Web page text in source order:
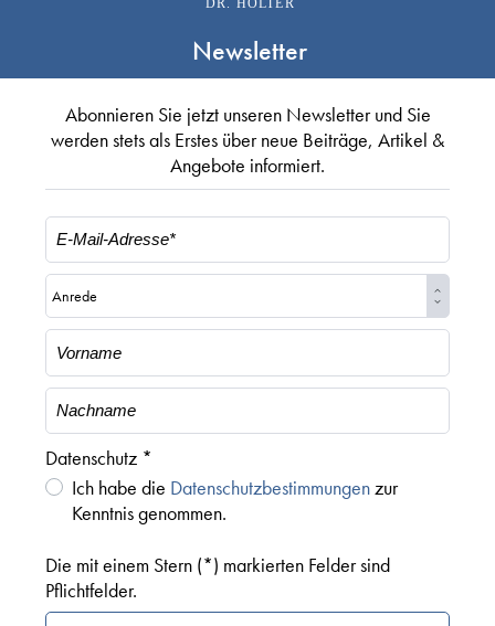
Newsletter
Abonnieren Sie jetzt unseren Newsletter und Sie
werden stets als Erstes über neue Beiträge, Artikel &
Angebote informiert.
Datenschutz *
Ich habe die Datenschutzbestimmungenzur
Kenntnis genommen.
Die mit einem Stern (*) markierten Felder sind
Pflichtfelder.